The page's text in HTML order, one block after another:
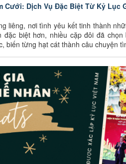
Cưới: Dịch Vụ Đặc Biệt Từ Kỷ Lục
liêng, nơi tình yêu kết tinh thành
đặc biệt hơn, nhiều cặp đôi đã
biến từng hạt cát thành câu chuyện